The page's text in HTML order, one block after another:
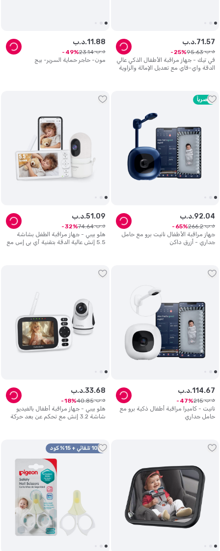
في تيك - جهاز مراقبة الأطفال الذكي عالي
الدقة واي-فاي مع تعديل الإمالة والزاوية
د.ب.71 .57
د.ب. 95.63
25
مون- حاجر حماية السرير- بيج
د.ب.11 .88
د.ب. 23.14
49
حصرياً
جهاز مراقبة الأطفال نانيت برو مع حامل
جداري - أزرق داكن
د.ب.92.04
د.ب. 266.2
65
هلو بيبي - جهاز مراقبة الطفل بشاشة
5.5 إنش عالية الدقة بتقنية آي بي إس مع
د.ب.51 .09
د.ب. 74.64
32
نانيت - كاميرا مراقبة أطفال ذكية برو مع
حامل جداري
د.ب.114.67
د.ب.215
47
هلو بيبي - جهاز مراقبة أطفال بالفيديو
شاشة 3.2 إنش مع تحكم عن بعد حركة
د.ب.33.68
د.ب. 40.85
18
10% تلقائي + 15% كود